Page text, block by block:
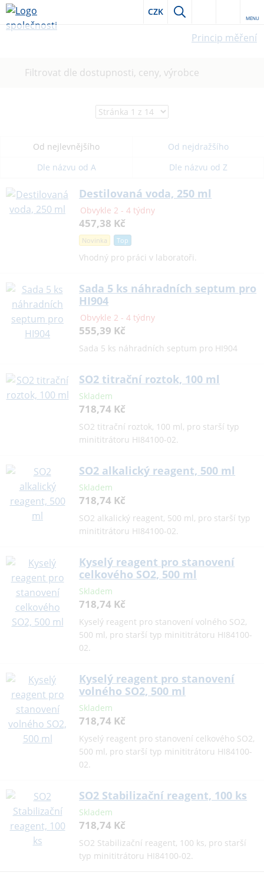
CZK
MENU
Princip měření
Filtrovat dle dostupnosti, ceny, výrobce
Od nejlevnějšího
Od nejdražšího
Dle názvu od A
Dle názvu od Z
Destilovaná voda, 250 ml
Obvykle 2 - 4 týdny
457,38 Kč
Novinka Top
Vhodný pro práci v laboratoři.
Sada 5 ks náhradních septum pro
HI904
Obvykle 2 - 4 týdny
555,39 Kč
Sada 5 ks náhradních septum pro HI904
SO2 titrační roztok, 100 ml
Skladem
718,74 Kč
SO2 titrační roztok, 100 ml, pro starší typ
minititrátoru HI84100-02.
SO2 alkalický reagent, 500 ml
Skladem
718,74 Kč
SO2 alkalický reagent, 500 ml, pro starší typ
minititrátoru HI84100-02.
Kyselý reagent pro stanovení
celkového SO2, 500 ml
Skladem
718,74 Kč
Kyselý reagent pro stanovení volného SO2,
500 ml, pro starší typ minititrátoru HI84100-
02.
Kyselý reagent pro stanovení
volného SO2, 500 ml
Skladem
718,74 Kč
Kyselý reagent pro stanovení celkového SO2,
500 ml, pro starší typ minititrátoru HI84100-
02.
SO2 Stabilizační reagent, 100 ks
Skladem
718,74 Kč
SO2 Stabilizační reagent, 100 ks, pro starší
typ minititrátoru HI84100-02.